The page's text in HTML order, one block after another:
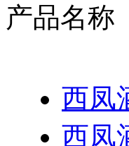
产品名称
西凤
西凤